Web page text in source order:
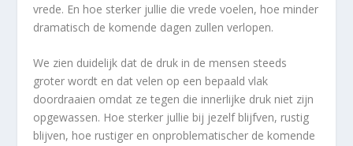
vrede. En hoe sterker jullie die vrede voelen, hoe minder
dramatisch de komende dagen zullen verlopen.
We zien duidelijk dat de druk in de mensen steeds
groter wordt en dat velen op een bepaald vlak
doordraaien omdat ze tegen die innerlijke druk niet zijn
opgewassen. Hoe sterker jullie bij jezelf blijfven, rustig
blijven, hoe rustiger en onproblematischer de komende